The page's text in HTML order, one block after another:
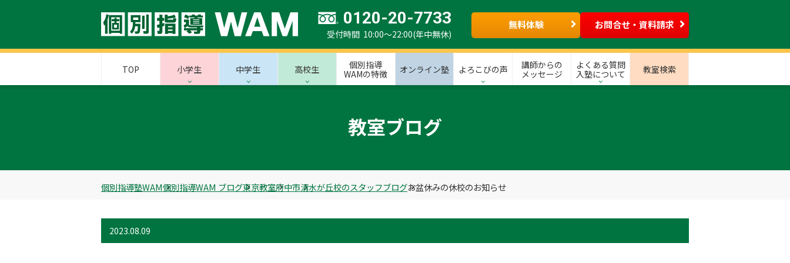
0120-20-7733
受付時間 10:00～22:00(年中無休)
無料体験 お問合せ・資料請求
TOP 小学生 中学生 高校生
個別指導
WAMの特徴
オンライン塾 よろこびの声
講師からの
メッセージ
よくある質問
入塾について
教室検索
教室ブログ
個別指導塾WAM個別指導WAM ブログ東京教室府中市清水が丘校のスタッフブログお盆休みの休校のお知らせ
2023.08.09